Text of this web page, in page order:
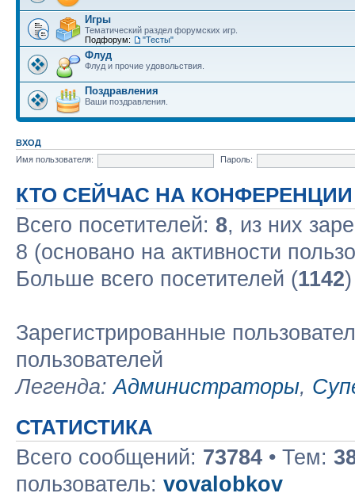
Игры
Тематический раздел форумских игр.
Подфорум:
"Тесты"
Флуд
Флуд и прочие удовольствия.
Поздравления
Ваши поздравления.
ВХОД
Имя пользователя:
Пароль:
КТО СЕЙЧАС НА КОНФЕРЕНЦИИ
Всего посетителей: 8, из них
8 (основано на активности
Больше всего посетителей (1142
Зарегистрированные
пользователей
Легенда:Администраторы,
СТАТИСТИКА
Всего сообщений: 73784 • Тем:
пользователь: vovalobkov